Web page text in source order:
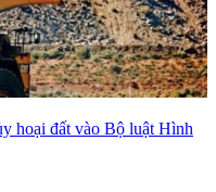
hoại đất vào Bộ luật Hình